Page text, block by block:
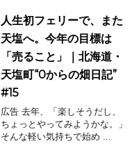
人生初フェリーで、また
天塩へ。今年の目標は
「売ること」｜北海道・
天塩町“0からの畑日記”
#15
広告 去年、「楽しそうだし、
ちょっとやってみようかな。」
そんな軽い気持ちで始め ...